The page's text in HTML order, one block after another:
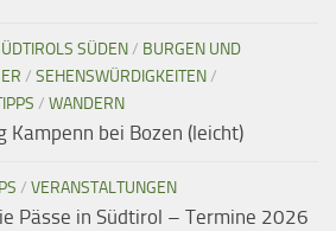
SÜDEN/ BURGEN UND
/ SEHENSWÜRDIGKEITEN/
/ WANDERN
Kampenn bei Bozen (leicht)
/ VERANSTALTUNGEN
Pässe in Südtirol – Termine 2026